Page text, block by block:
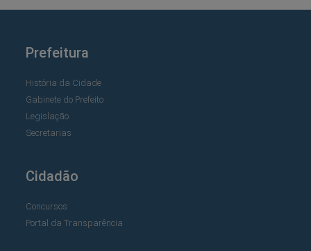
Prefeitura
História da Cidade
Gabinete do Prefeito
Legislação
Secretarias
Cidadão
Concursos
Portal da Transparência